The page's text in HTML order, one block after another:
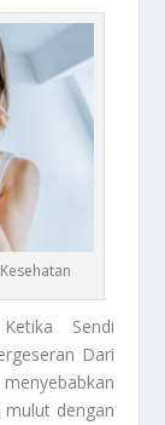
Sendi
Dari
dengan